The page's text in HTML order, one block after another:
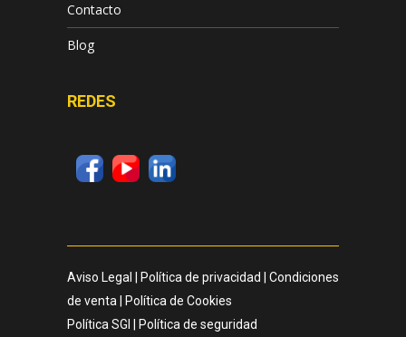
Contacto
Blog
REDES
Aviso Legal Política de privacidad
Condiciones
de venta
Política de Cookies
Política SGI
Política de seguridad